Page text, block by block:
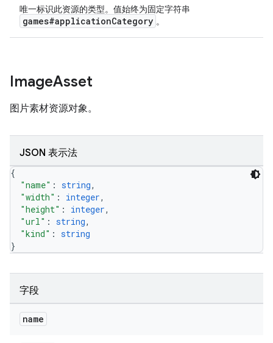
唯一标识此资源的类型。值始终为固定字符串
games#applicationCategory 。
ImageAsset
图片素材资源对象。
JSON 表示法
{
"name" : string,
"width" : integer,
"height" : integer,
"url" : string,
"kind" : string
}
字段
name